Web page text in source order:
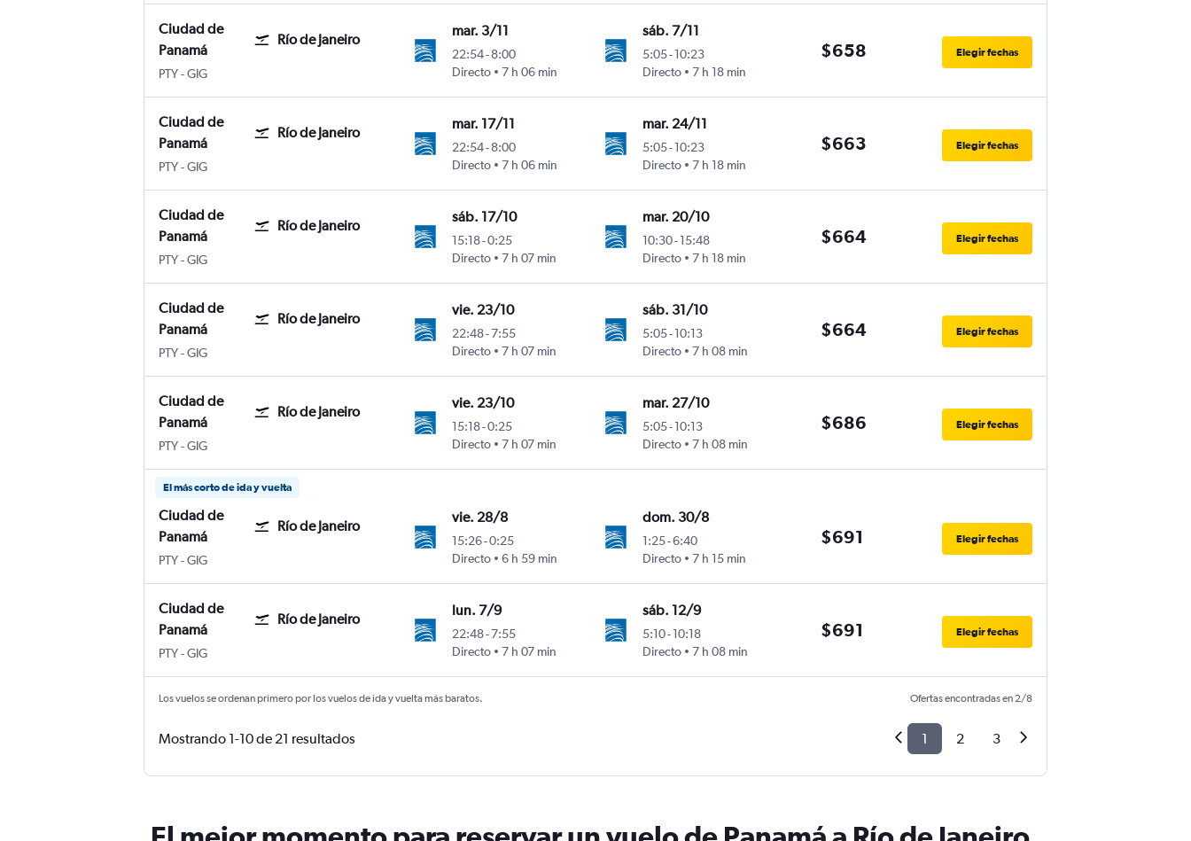
Ciudad de
Panamá
Río de Janeiro
PTY-GIG
mar. 3/11
22:54-8:00
Directo
7 h 06 min
sáb. 7/11
5:05-10:23
Directo
7 h 18 min
$658 Elegir fechas
Ciudad de
Panamá
Río de Janeiro
PTY-GIG
mar. 17/11
22:54-8:00
Directo
7 h 06 min
mar. 24/11
5:05-10:23
Directo
7 h 18 min
$663 Elegir fechas
Ciudad de
Panamá
Río de Janeiro
PTY-GIG
sáb. 17/10
15:18-0:25
Directo
7 h 07 min
mar. 20/10
10:30-15:48
Directo
7 h 18 min
$664 Elegir fechas
Ciudad de
Panamá
Río de Janeiro
PTY-GIG
vie. 23/10
22:48-7:55
Directo
7 h 07 min
sáb. 31/10
5:05-10:13
Directo
7 h 08 min
$664 Elegir fechas
Ciudad de
Panamá
Río de Janeiro
PTY-GIG
vie. 23/10
15:18-0:25
Directo
7 h 07 min
mar. 27/10
5:05-10:13
Directo
7 h 08 min
$686 Elegir fechas
El más corto de ida y vuelta
Ciudad de
Panamá
Río de Janeiro
PTY-GIG
vie. 28/8
15:26-0:25
Directo
6 h 59 min
dom. 30/8
1:25-6:40
Directo
7 h 15 min
$691 Elegir fechas
Ciudad de
Panamá
Río de Janeiro
PTY-GIG
lun. 7/9
22:48-7:55
Directo
7 h 07 min
sáb. 12/9
5:10-10:18
Directo
7 h 08 min
$691 Elegir fechas
Los vuelos se ordenan primero por los vuelos de ida y vuelta más baratos. Ofertas encontradas en 2/8
Mostrando 1-10 de 21 resultados 1 2 3